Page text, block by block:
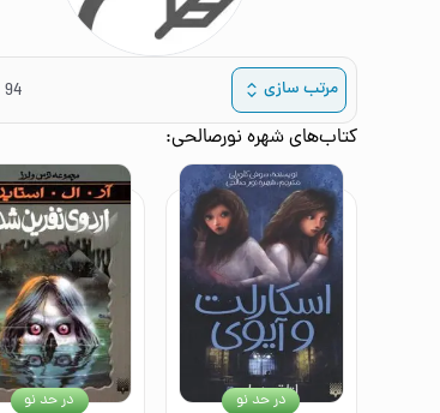
مرتب سازی 94
کتاب‌هایشهره نورصالحی:
در حد نو در حد نو